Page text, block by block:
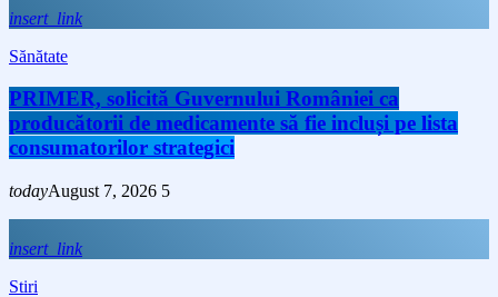
insert_link
Sănătate
PRIMER, solicită Guvernului României ca
producătorii de medicamente să fie incluși pe lista
consumatorilor strategici
todayAugust 7, 2026 5
insert_link
Stiri